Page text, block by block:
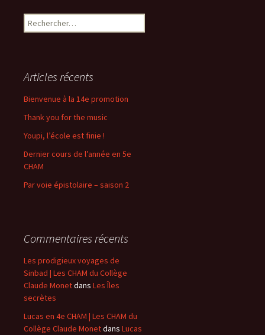
articles
Rechercher :
Articles récents
Bienvenue à la 14e promotion
Thank you for the music
Youpi, l’école est finie !
Dernier cours de l’année en 5e
CHAM
Par voie épistolaire – saison 2
Commentaires récents
Les prodigieux voyages de
Sinbad | Les CHAM du Collège
Claude Monetdans Les Îles
secrètes
Lucas en 4e CHAM | Les CHAM du
Collège Claude Monetdans Lucas